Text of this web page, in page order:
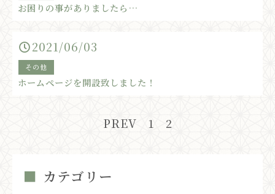
お困りの事がありましたら…
2021/06/03
その他
ホームページを開設致しました！
PREV 1 2
カテゴリー